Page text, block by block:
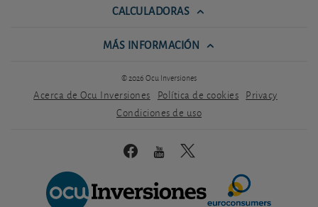
CALCULADORAS
MÁS INFORMACIÓN
© 2026 Ocu Inversiones
Acerca de Ocu Inversiones Política de cookies Privacy
Condiciones de uso